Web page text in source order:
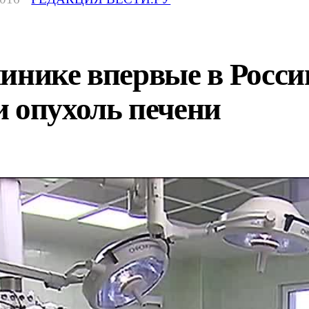
впервые в
печени